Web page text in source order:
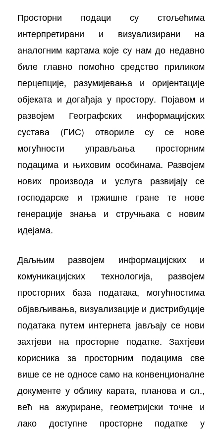
Просторни подаци су стољећима
интерпретирани и визуализирани на
аналогним картама које су нам до недавно
биле главно помоћно средство приликом
перцепције, разумијевања и оријентације
објеката и догађаја у простору. Појавом и
развојем Географских информацијских
сустава (ГИС) отвориле су се нове
могућности управљања просторним
подацима и њиховим особинама. Развојем
нових производа и услуга развијају се
господарске и тржишне гране те нове
генерације знања и стручњака с новим
идејама.
Даљњим развојем информацијских и
комуникацијских технологија, развојем
просторних база података, могућностима
објављивања, визуализације и дистрибуције
података путем интернета јављају се нови
захтјеви на просторне податке. Захтјеви
корисника за просторним подацима све
више се не односе само на конвенционалне
документе у облику карата, планова и сл.,
већ на ажуриране, геометријски точне и
лако доступне просторне податке у